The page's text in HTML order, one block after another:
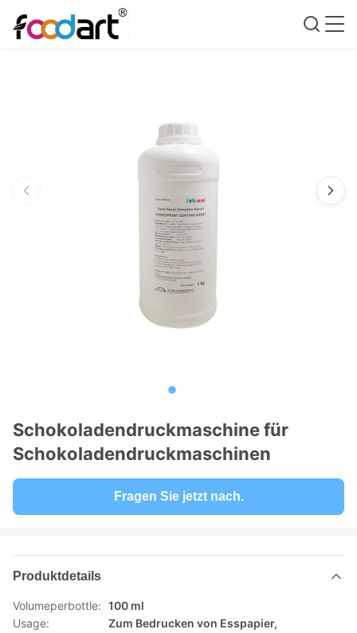
Schokoladendruckmaschine für
Schokoladendruckmaschinen
Fragen Sie jetzt nach.
Produktdetails
Volumeperbottle: 100 ml
Usage:
Zum Bedrucken von Esspapier,